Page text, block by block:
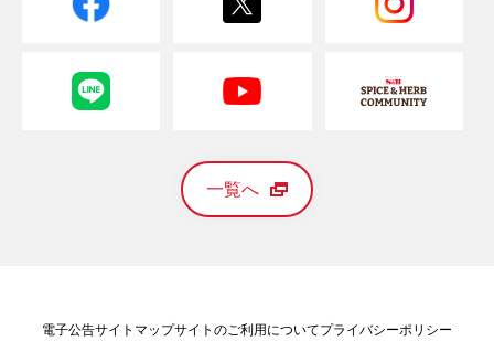
一覧へ
電子公告サイトマップサイトのご利用についてプライバシーポリシー